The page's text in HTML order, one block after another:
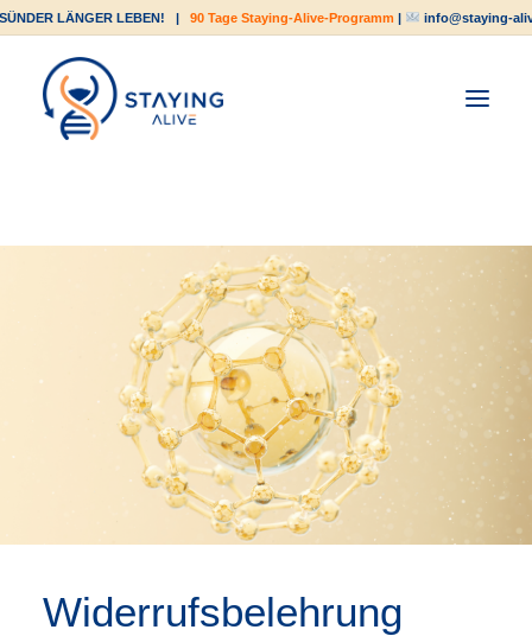
LÄNGER LEBEN! |90 Tage Staying-Alive-Programm | info@staying-
Widerrufsbelehrung